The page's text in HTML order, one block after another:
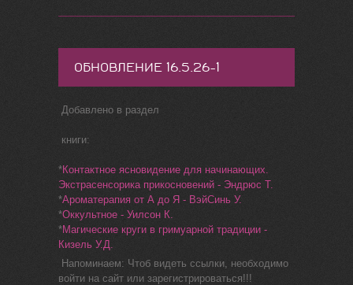
ОБНОВЛЕНИЕ 16.5.26-1
Добавлено в раздел
книги:
*Контактное ясновидение для начинающих.
Экстрасенсорика прикосновений - Эндрюс Т.
*Ароматерапия от А до Я - ВэйСинь У.
*Оккультное - Уилсон К.
*Магические круги в гримуарной традиции -
Кизель У.Д.
Напоминаем: Чтоб видеть ссылки, необходимо
войти на сайт или зарегистрироваться!!!